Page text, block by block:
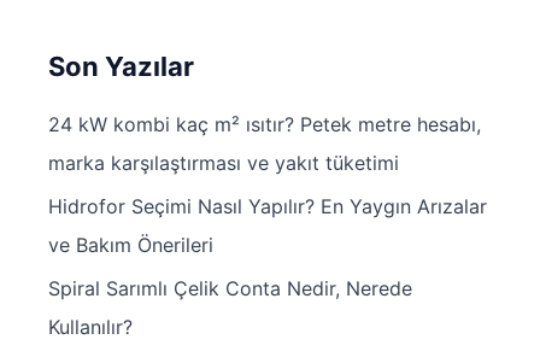
Son Yazılar
24 kW kombi kaç m² ısıtır? Petek metre hesabı,
marka karşılaştırması ve yakıt tüketimi
Hidrofor Seçimi Nasıl Yapılır? En Yaygın Arızalar
ve Bakım Önerileri
Spiral Sarımlı Çelik Conta Nedir, Nerede
Kullanılır?